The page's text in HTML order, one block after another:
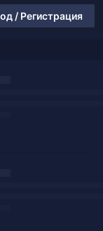
/ Регистрация